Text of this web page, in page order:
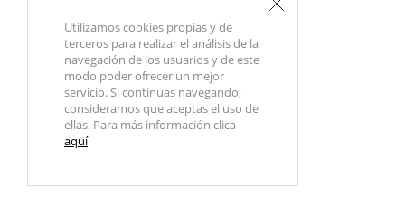
Utilizamos cookies propias y de
terceros para realizar el análisis de la
navegación de los usuarios y de este
modo poder ofrecer un mejor
servicio. Si continuas navegando,
consideramos que aceptas el uso de
ellas. Para más información clica
aquí